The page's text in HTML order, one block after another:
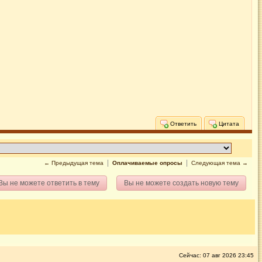
Цитата
Ответить
← Предыдущая тема Оплачиваемые опросы Следующая тема →
Вы не можете создать новую тему
не можете ответить в тему
Сейчас: 07 авг 2026 23:45